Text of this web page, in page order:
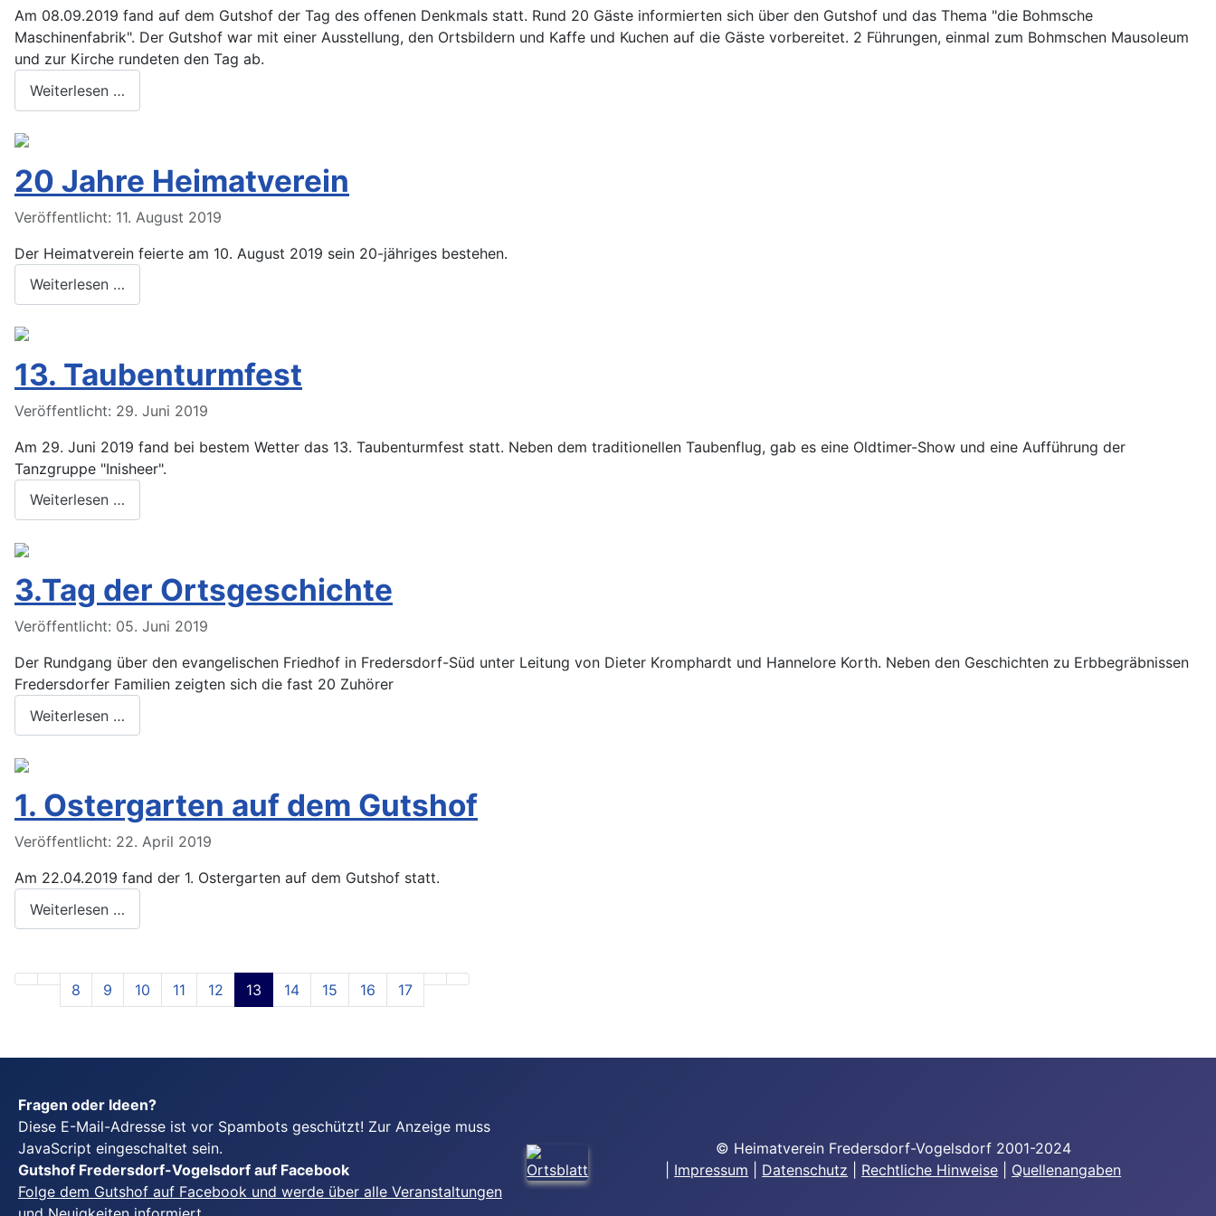
Am 08.09.2019 fand auf dem Gutshof der Tag des offenen Denkmals statt. Rund 20 Gäste informierten sich über den Gutshof und das Thema "die Bohmsche
Maschinenfabrik". Der Gutshof war mit einer Ausstellung, den Ortsbildern und Kaffe und Kuchen auf die Gäste vorbereitet. 2 Führungen, einmal zum Bohmschen Mausoleum
und zur Kirche rundeten den Tag ab.
Weiterlesen …
20 Jahre Heimatverein
Veröffentlicht: 11. August 2019
Der Heimatverein feierte am 10. August 2019 sein 20-jähriges bestehen.
Weiterlesen …
13. Taubenturmfest
Veröffentlicht: 29. Juni 2019
Am 29. Juni 2019 fand bei bestem Wetter das 13. Taubenturmfest statt. Neben dem traditionellen Taubenflug, gab es eine Oldtimer-Show und eine Aufführung der
Tanzgruppe "Inisheer".
Weiterlesen …
3.Tag der Ortsgeschichte
Veröffentlicht: 05. Juni 2019
Der Rundgang über den evangelischen Friedhof in Fredersdorf-Süd unter Leitung von Dieter Kromphardt und Hannelore Korth. Neben den Geschichten zu Erbbegräbnissen
Fredersdorfer Familien zeigten sich die fast 20 Zuhörer
Weiterlesen …
1. Ostergarten auf dem Gutshof
Veröffentlicht: 22. April 2019
Am 22.04.2019 fand der 1. Ostergarten auf dem Gutshof statt.
Weiterlesen …
8 9 10 11 12 13 14 15 16 17
Fragen oder Ideen?
Diese E-Mail-Adresse ist vor Spambots geschützt! Zur Anzeige muss
JavaScript eingeschaltet sein.
Gutshof Fredersdorf-Vogelsdorf auf Facebook
Folge dem Gutshof auf Facebook und werde über alle Veranstaltungen
© Heimatverein Fredersdorf-Vogelsdorf 2001-2024
Impressum Datenschutz Rechtliche Hinweise Quellenangaben